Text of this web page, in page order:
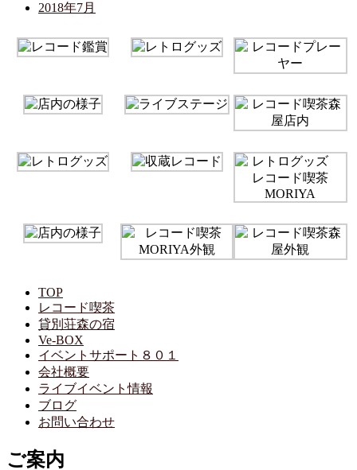
2018年7月
TOP
レコード喫茶
貸別荘森の宿
Ve-BOX
イベントサポート８０１
会社概要
ライブイベント情報
ブログ
お問い合わせ
ご案内